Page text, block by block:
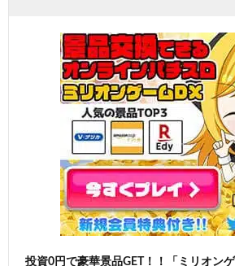
投資0円で豪華景品GET！！「ミリオン